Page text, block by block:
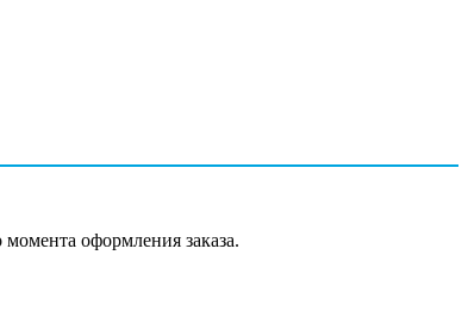
оформления заказа.